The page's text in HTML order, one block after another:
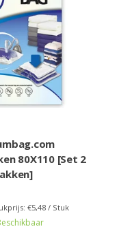
80X110 [Set 2
€5,48 / Stuk